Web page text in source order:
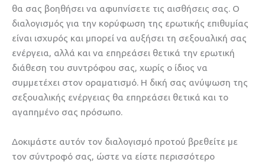
θα σας βοηθήσει να αφυπνίσετε τις αισθήσεις σας. Ο
διαλογισμός για την κορύφωση της ερωτικής επιθυμίας
είναι ισχυρός και μπορεί να αυξήσει τη σεξουαλική σας
ενέργεια, αλλά και να επηρεάσει θετικά την ερωτική
διάθεση του συντρόφου σας, χωρίς ο ίδιος να
συμμετέχει στον οραματισμό. Η δική σας ανύψωση της
σεξουαλικής ενέργειας θα επηρεάσει θετικά και το
αγαπημένο σας πρόσωπο.
Δοκιμάστε αυτόν τον διαλογισμό προτού βρεθείτε με
τον σύντροφό σας, ώστε να είστε περισσότερο